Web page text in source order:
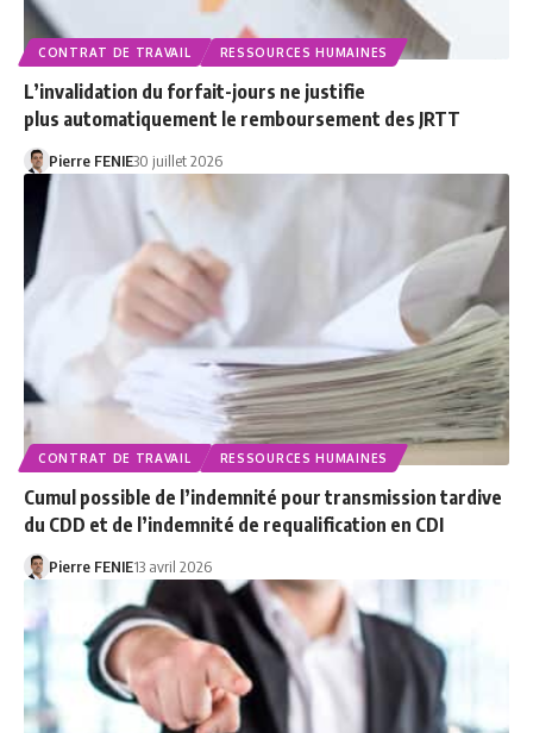
CONTRAT DE TRAVAIL RESSOURCES HUMAINES
L’invalidation du forfait-jours ne justifie
plus automatiquement le remboursement des JRTT
Pierre FENIE30 juillet 2026
CONTRAT DE TRAVAIL RESSOURCES HUMAINES
Cumul possible de l’indemnité pour transmission tardive
du CDD et de l’indemnité de requalification en CDI
Pierre FENIE13 avril 2026